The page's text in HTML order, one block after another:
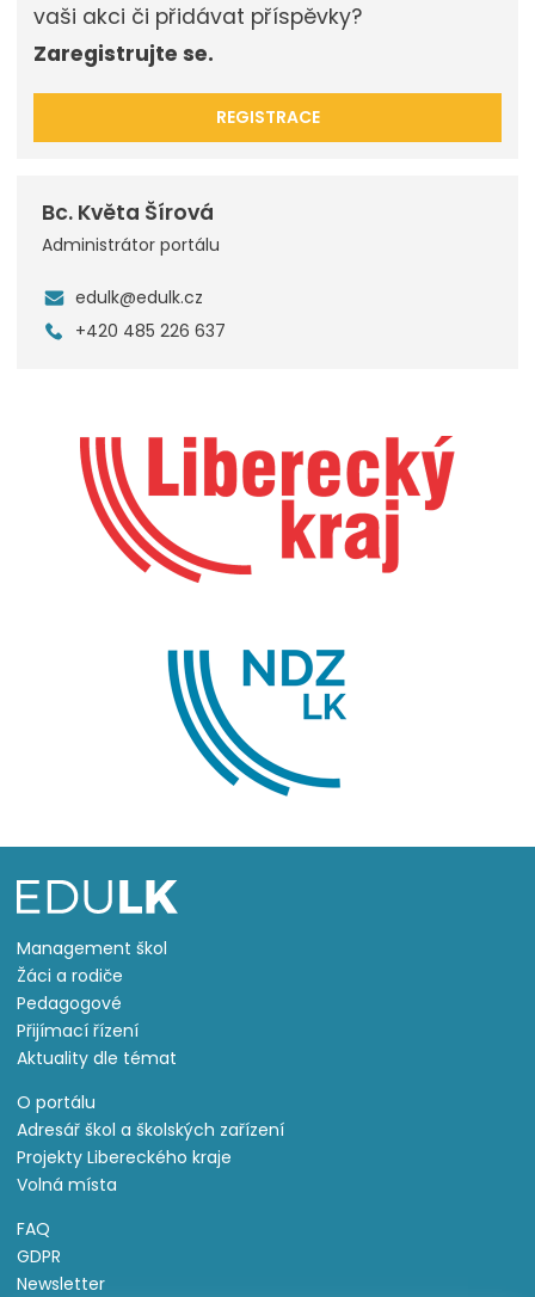
vaši akci či přidávat příspěvky?
Zaregistrujte se.
REGISTRACE
Bc. Květa Šírová
Administrátor portálu
edulk@edulk.cz
+420 485 226 637
Management škol
Žáci a rodiče
Pedagogové
Přijímací řízení
Aktuality dle témat
O portálu
Adresář škol a školských zařízení
Projekty Libereckého kraje
Volná místa
FAQ
GDPR
Newsletter